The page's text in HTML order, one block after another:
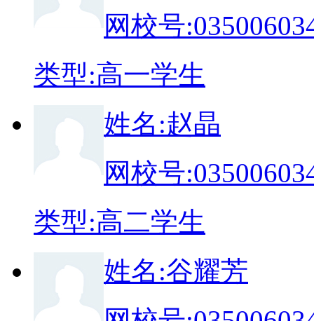
网校号:
类型:高一学生
姓名:赵晶
网校号:
类型:高二学生
姓名:谷耀芳